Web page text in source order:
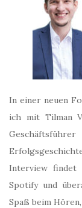
In einer neuen
ich mit Tilman
Interview findet
Spotify und
Spaß beim